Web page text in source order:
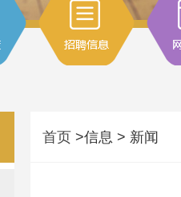
首页 >信息 > 新闻